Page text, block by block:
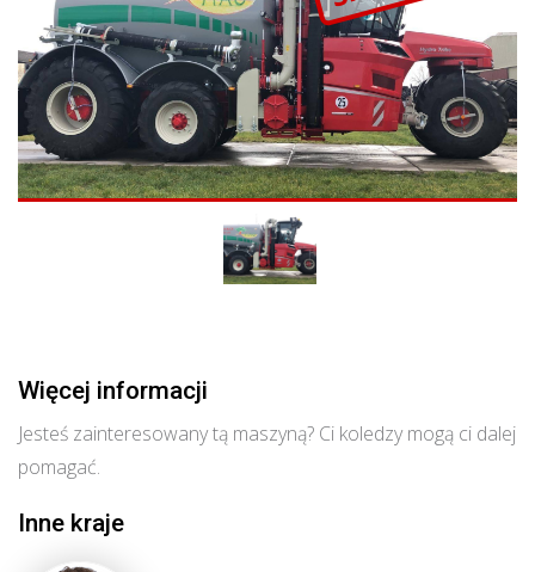
Więcej informacji
Jesteś zainteresowany tą maszyną? Ci koledzy mogą ci dalej
pomagać.
Inne kraje